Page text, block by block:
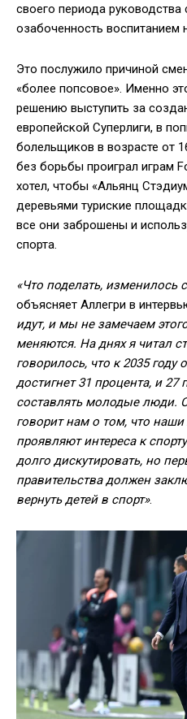
своего периода руководства
озабоченность воспитанием
Это послужило причиной
«более попсовое». Именно
решению выступить за
европейской Суперлиги, в
болельщиков в возрасте от
без борьбы проиграл играм
хотел, чтобы «Альянц
деревьями туриские
все они заброшены и
спорта.
«Что поделать, изменилось
объясняет Аллегри в
идут, и мы не замечаем
меняются. На днях я читал
говорилось, что к 2035
достигнет 31 процента, и 27
составлять молодые люди.
говорит нам о том, что
проявляют интереса к
долго дискутировать, но
правительства должен
вернуть детей в спорт».